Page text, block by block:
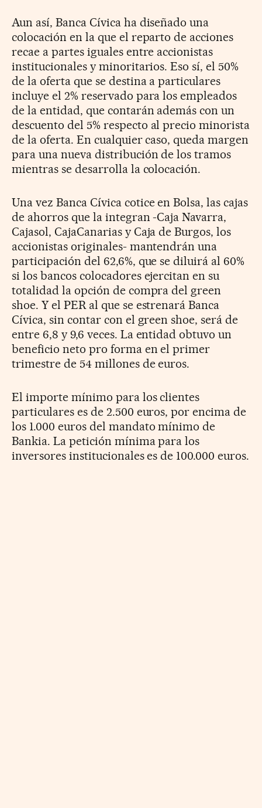
Aun así, Banca Cívica ha diseñado una
colocación en la que el reparto de acciones
recae a partes iguales entre accionistas
institucionales y minoritarios. Eso sí, el 50%
de la oferta que se destina a particulares
incluye el 2% reservado para los empleados
de la entidad, que contarán además con un
descuento del 5% respecto al precio minorista
de la oferta. En cualquier caso, queda margen
para una nueva distribución de los tramos
mientras se desarrolla la colocación.
Una vez Banca Cívica cotice en Bolsa, las cajas
de ahorros que la integran -Caja Navarra,
Cajasol, CajaCanarias y Caja de Burgos, los
accionistas originales- mantendrán una
participación del 62,6%, que se diluirá al 60%
si los bancos colocadores ejercitan en su
totalidad la opción de compra del green
shoe. Y el PER al que se estrenará Banca
Cívica, sin contar con el green shoe, será de
entre 6,8 y 9,6 veces. La entidad obtuvo un
beneficio neto pro forma en el primer
trimestre de 54 millones de euros.
El importe mínimo para los clientes
particulares es de 2.500 euros, por encima de
los 1.000 euros del mandato mínimo de
Bankia. La petición mínima para los
inversores institucionales es de 100.000 euros.